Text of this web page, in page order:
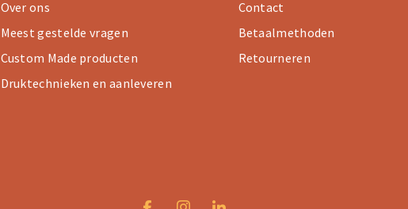
Over ons
Meest gestelde vragen
Custom Made producten
Druktechnieken en aanleveren
Contact
Betaalmethoden
Retourneren